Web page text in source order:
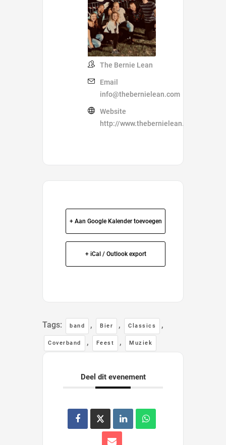
The Bernie Lean
Email
info@thebernielean.com
Website
http://www.thebernielean.com
+ Aan Google Kalender toevoegen
+ iCal / Outlook export
Tags: band , Bier , Classics ,
Coverband , Feest , Muziek
Deel dit evenement